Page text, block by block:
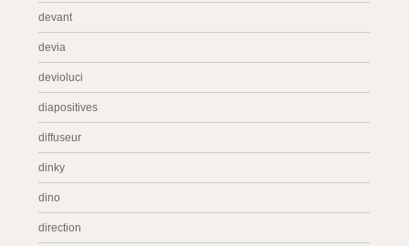
devant
devia
devioluci
diapositives
diffuseur
dinky
dino
direction